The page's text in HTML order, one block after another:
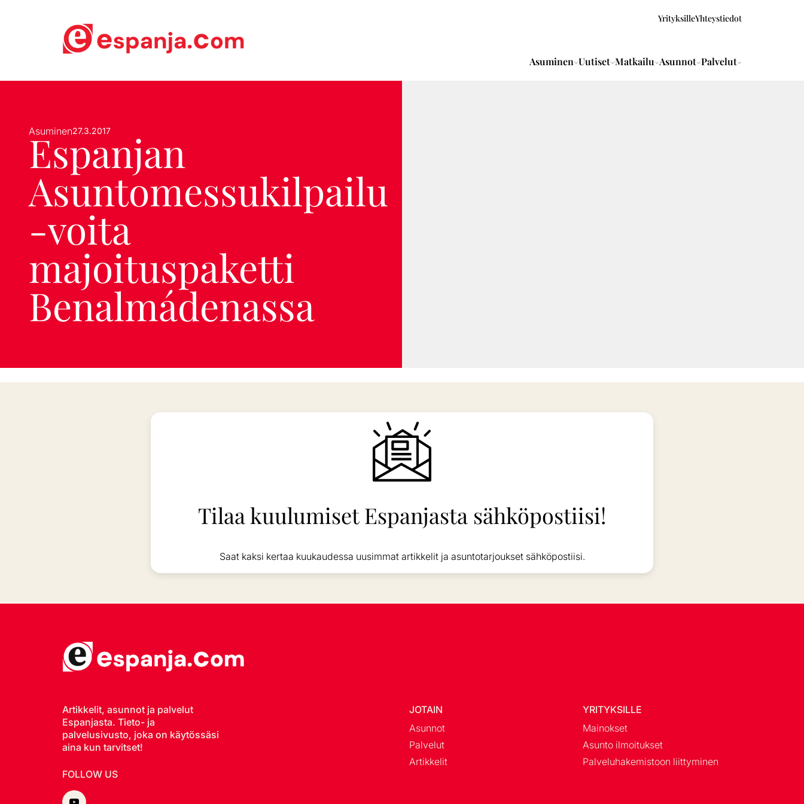
YrityksilleYhteystiedot
Asuminen Uutiset Matkailu Asunnot Palvelut
Asuminen27.3.2017
Espanjan
Asuntomessukilpailu
-voita
majoituspaketti
Benalmádenassa
Tilaa kuulumiset Espanjasta sähköpostiisi!
Saat kaksi kertaa kuukaudessa uusimmat artikkelit ja asuntotarjoukset sähköpostiisi.
Artikkelit, asunnot ja palvelut
Espanjasta. Tieto- ja
palvelusivusto, joka on käytössäsi
aina kun tarvitset!
FOLLOW US
JOTAIN
Asunnot
Palvelut
Artikkelit
YRITYKSILLE
Mainokset
Asunto ilmoitukset
Palveluhakemistoon liittyminen